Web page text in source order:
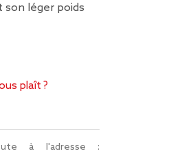
son léger poids
plaît ?
à l'adresse :